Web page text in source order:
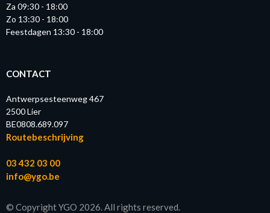
Za 09:30 - 18:00
Zo 13:30 - 18:00
Feestdagen 13:30 - 18:00
CONTACT
Antwerpsesteenweg 467
2500 Lier
BE0808.689.097
Routebeschrijving
03 432 03 00
info@ygo.be
© Copyright YGO 2026. All rights reserved.